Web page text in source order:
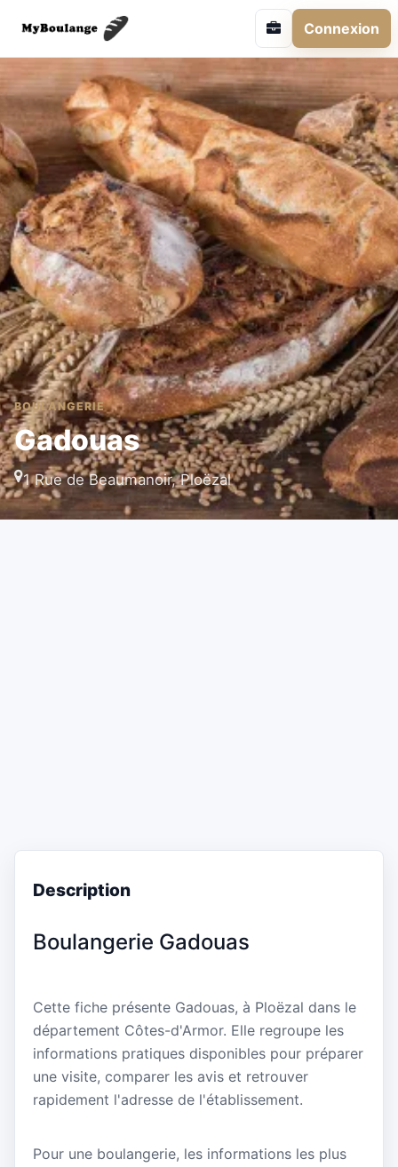
Connexion
BOULANGERIE
Gadouas
1 Rue de Beaumanoir, Ploëzal
Description
Boulangerie Gadouas
Cette fiche présente Gadouas, à Ploëzal dans le
département Côtes-d'Armor. Elle regroupe les
informations pratiques disponibles pour préparer
une visite, comparer les avis et retrouver
rapidement l'adresse de l'établissement.
Pour une boulangerie, les informations les plus